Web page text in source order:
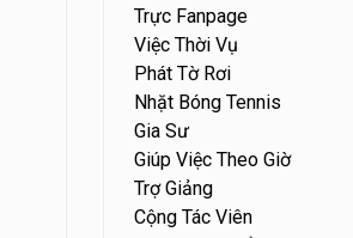
Trực Fanpage
Việc Thời Vụ
Phát Tờ Rơi
Nhặt Bóng Tennis
Gia Sư
Giúp Việc Theo Giờ
Trợ Giảng
Cộng Tác Viên